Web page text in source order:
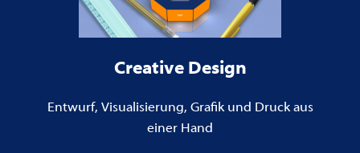
Creative Design
Entwurf, Visualisierung, Grafik und Druck aus
einer Hand